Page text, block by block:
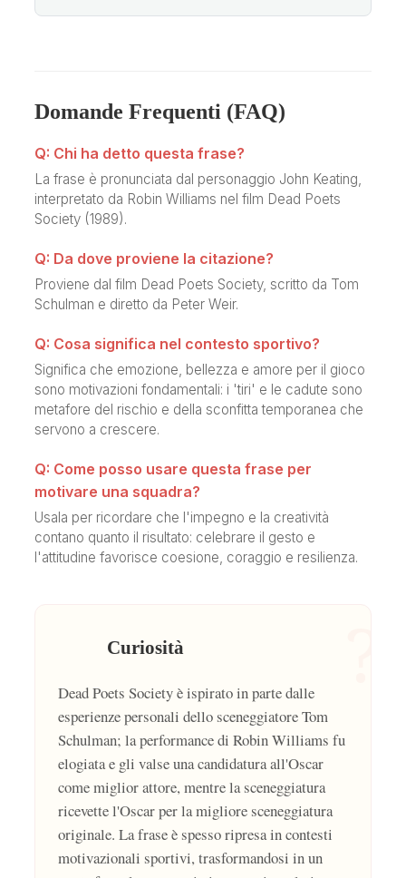
Domande Frequenti (FAQ)
Q: Chi ha detto questa frase?
La frase è pronunciata dal personaggio John Keating,
interpretato da Robin Williams nel film Dead Poets
Society (1989).
Q: Da dove proviene la citazione?
Proviene dal film Dead Poets Society, scritto da Tom
Schulman e diretto da Peter Weir.
Q: Cosa significa nel contesto sportivo?
Significa che emozione, bellezza e amore per il gioco
sono motivazioni fondamentali: i 'tiri' e le cadute sono
metafore del rischio e della sconfitta temporanea che
servono a crescere.
Q: Come posso usare questa frase per
motivare una squadra?
Usala per ricordare che l'impegno e la creatività
contano quanto il risultato: celebrare il gesto e
l'attitudine favorisce coesione, coraggio e resilienza.
Curiosità
Dead Poets Society è ispirato in parte dalle
esperienze personali dello sceneggiatore Tom
Schulman; la performance di Robin Williams fu
elogiata e gli valse una candidatura all'Oscar
come miglior attore, mentre la sceneggiatura
ricevette l'Oscar per la migliore sceneggiatura
originale. La frase è spesso ripresa in contesti
motivazionali sportivi, trasformandosi in un